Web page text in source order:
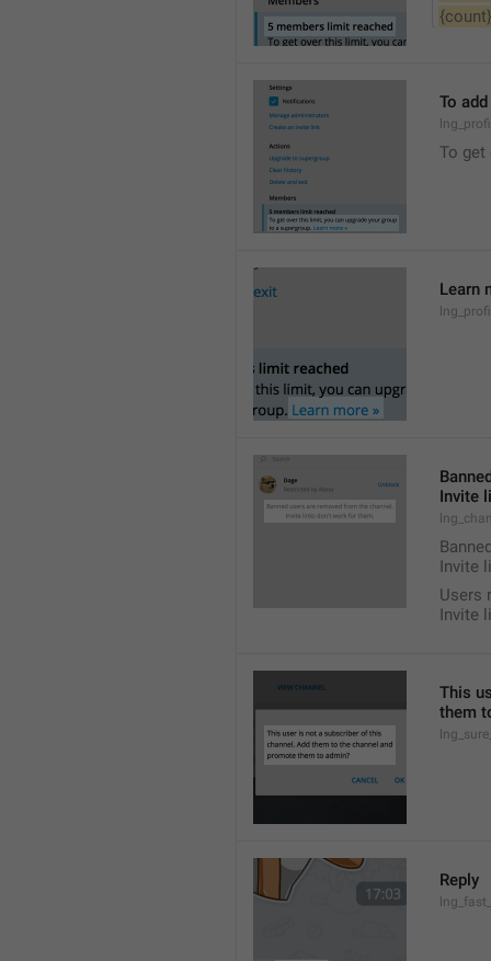
{count}
To
To get
Learn
Invite
Invite
Users
Invite
This
them
Reply